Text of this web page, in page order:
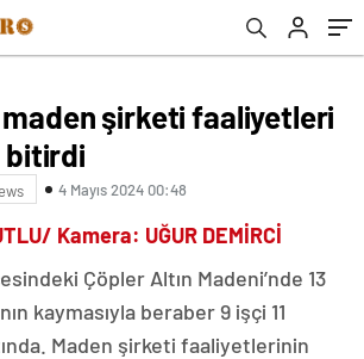
maden şirketi faaliyetleri
bitirdi
4 Mayıs 2024 00:48
Kamera: UĞUR DEMİRCİ
Çöpler Altın Madeni’nde 13
kaymasıyla beraber 9 işçi 11
Maden şirketi faaliyetlerinin